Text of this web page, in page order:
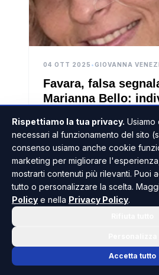
04 OTT 2025 •GIOVANNA
Favara, falsa
Marianna Bello:
La persona che ha
stata identificata dalla polizia
i controlli per l’ordine
LEGGI L'ARTICOLO
Rispettiamo la tua privacy. Usiamo
necessari al funzionamento del sito
consenso usiamo anche cookie
marketing per migliorare
mostrarti contenuti più rilevanti. Puoi
tutto o personalizzare la scelta.
Policy e nella Privacy Policy.
Accetta tutto